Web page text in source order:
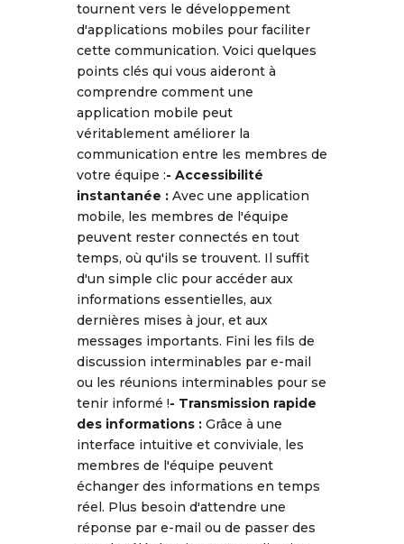
tournent vers le développement
d'applications mobiles pour faciliter
cette communication. Voici quelques
points clés qui vous aideront à
comprendre comment une
application mobile peut
véritablement améliorer la
communication entre les membres de
votre équipe :- Accessibilité
instantanée : Avec une application
mobile, les membres de l'équipe
peuvent rester connectés en tout
temps, où qu'ils se trouvent. Il suffit
d'un simple clic pour accéder aux
informations essentielles, aux
dernières mises à jour, et aux
messages importants. Fini les fils de
discussion interminables par e-mail
ou les réunions interminables pour se
tenir informé !- Transmission rapide
des informations : Grâce à une
interface intuitive et conviviale, les
membres de l'équipe peuvent
échanger des informations en temps
réel. Plus besoin d'attendre une
réponse par e-mail ou de passer des